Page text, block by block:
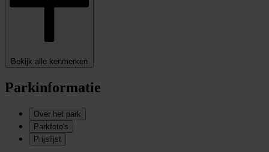
Bekijk alle kenmerken
Parkinformatie
Over het park
Parkfoto's
Prijslijst